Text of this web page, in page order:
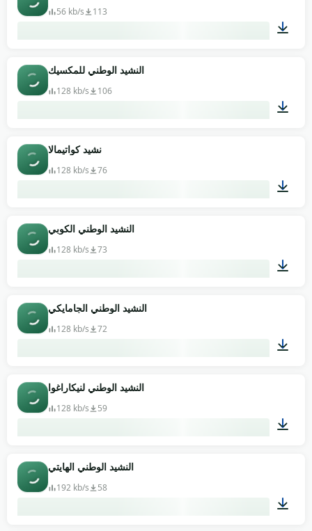
56 kb/s 113
النشيد الوطني للمكسيك
128 kb/s 106
نشيد كواتيمالا
128 kb/s 76
النشيد الوطني الكوبي
128 kb/s 73
النشيد الوطني الجامايكي
128 kb/s 72
النشيد الوطني لنيكاراغوا
128 kb/s 59
النشيد الوطني الهايتي
192 kb/s 58